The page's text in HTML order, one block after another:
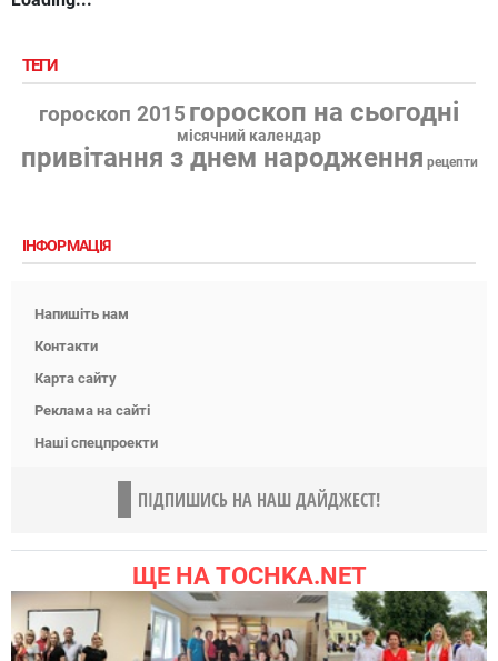
ТЕГИ
гороскоп 2015 гороскоп на сьогодні
місячний календар
привітання з днем народження рецепти
ІНФОРМАЦІЯ
Напишіть нам
Контакти
Карта сайту
Реклама на сайті
Наші спецпроекти
ПІДПИШИСЬ НА НАШ ДАЙДЖЕСТ!
ЩЕ НА TOCHKA.NET